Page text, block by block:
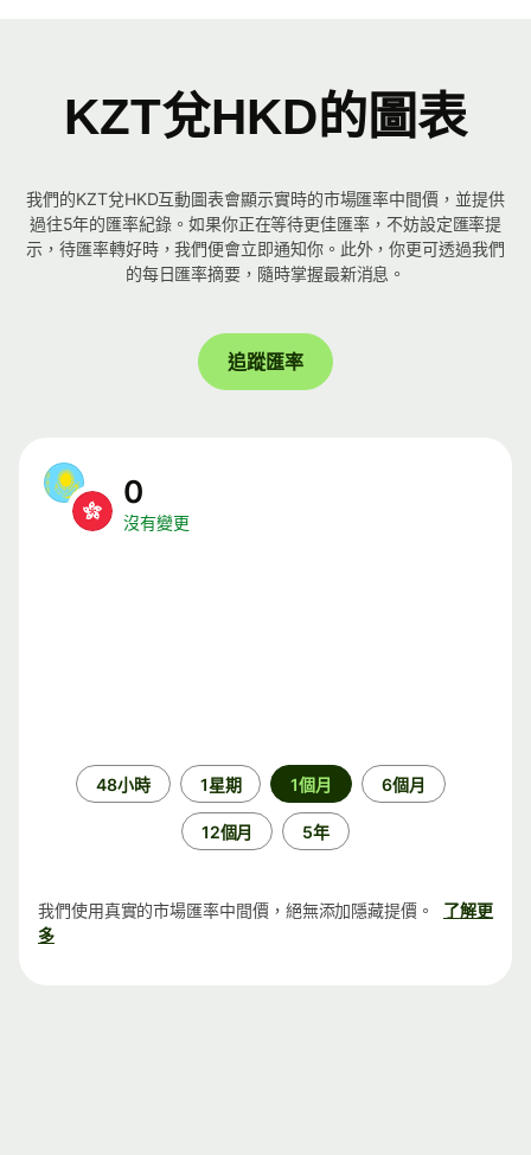
KZT兌HKD的圖表
我們的KZT兌HKD互動圖表會顯示實時的市場匯率中間價，並提供
過往5年的匯率紀錄。如果你正在等待更佳匯率，不妨設定匯率提
示，待匯率轉好時，我們便會立即通知你。此外，你更可透過我們
的每日匯率摘要，隨時掌握最新消息。
追蹤匯率
0
沒有變更
48小時 1星期 1個月 6個月
12個月 5年
我們使用真實的市場匯率中間價，絕無添加隱藏提價。
了解更
多